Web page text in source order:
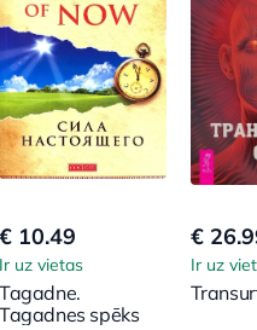
€ 10.49
Ir uz vietas
Tagadne.
Tagadnes spēks
€
Ir uz